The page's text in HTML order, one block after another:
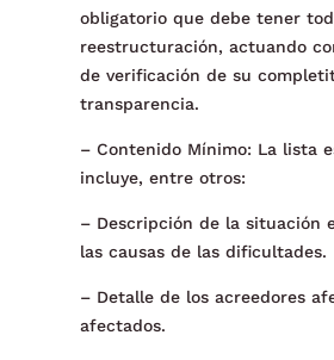
obligatorio que debe tener
reestructuración, actuando
de verificación de su
transparencia.
– Contenido Mínimo: La lista
incluye, entre otros:
– Descripción de la situación
las causas de las dificultades.
– Detalle de los acreedores
afectados.